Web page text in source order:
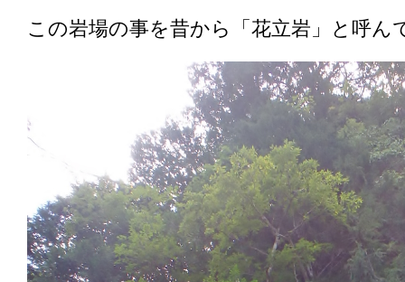
この岩場の事を昔から「花立岩」と呼ん